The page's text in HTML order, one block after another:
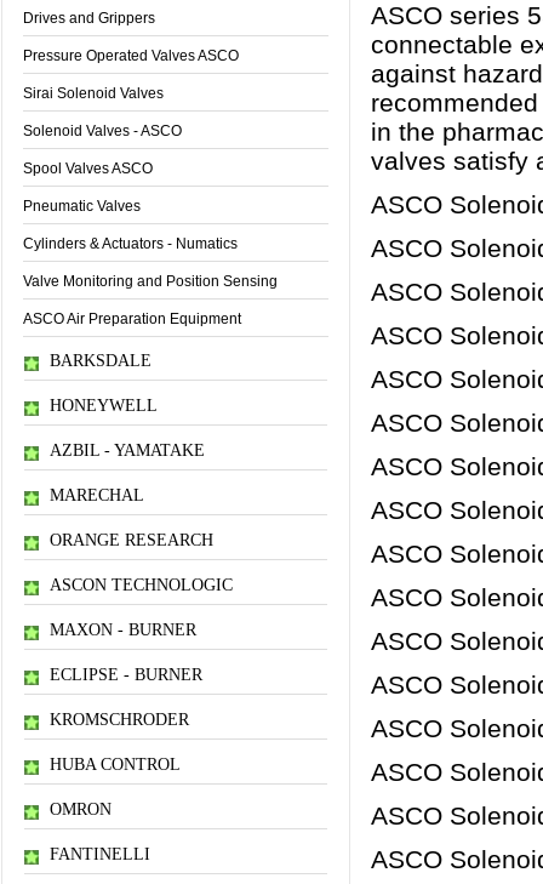
Drives and Grippers
Pressure Operated Valves ASCO
Sirai Solenoid Valves
Solenoid Valves - ASCO
Spool Valves ASCO
Pneumatic Valves
Cylinders & Actuators - Numatics
Valve Monitoring and Position Sensing
ASCO Air Preparation Equipment
BARKSDALE
HONEYWELL
AZBIL - YAMATAKE
MARECHAL
ORANGE RESEARCH
ASCON TECHNOLOGIC
MAXON - BURNER
ECLIPSE - BURNER
KROMSCHRODER
HUBA CONTROL
OMRON
FANTINELLI
ASCO series
connectable
against
in the
valves satisfy
ASCO
ASCO
ASCO
ASCO
ASCO
ASCO
ASCO
ASCO
ASCO
ASCO
ASCO
ASCO
ASCO
ASCO
ASCO
ASCO